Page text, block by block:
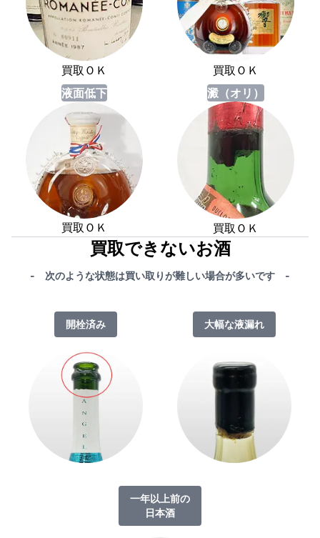
買取ＯＫ
買取ＯＫ
液面低下
買取ＯＫ
澱（オリ）
買取ＯＫ
買取できないお酒
- 次のような状態は買い取りが難しい場合が多いです -
開栓済み 大幅な液漏れ
一年以上前の
日本酒